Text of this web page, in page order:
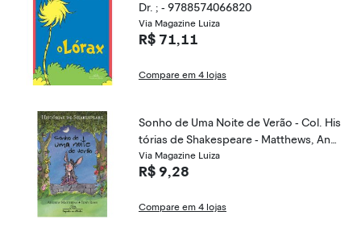
Dr. ; - 9788574066820
Via Magazine Luiza
R$ 71,11
Compare em 4 lojas
Sonho de Uma Noite de Verão - Col. His
tórias de Shakespeare - Matthews, Andr
ew - 9788574065403
Via Magazine Luiza
R$ 9,28
Compare em 4 lojas